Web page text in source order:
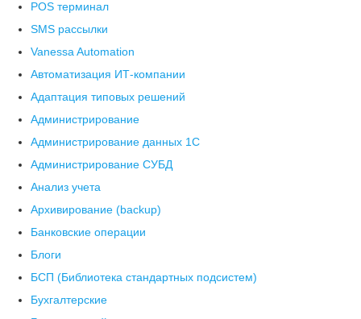
POS терминал
SMS рассылки
Vanessa Automation
Автоматизация ИТ-компании
Адаптация типовых решений
Администрирование
Администрирование данных 1С
Администрирование СУБД
Анализ учета
Архивирование (backup)
Банковские операции
Блоги
БСП (Библиотека стандартных подсистем)
Бухгалтерские